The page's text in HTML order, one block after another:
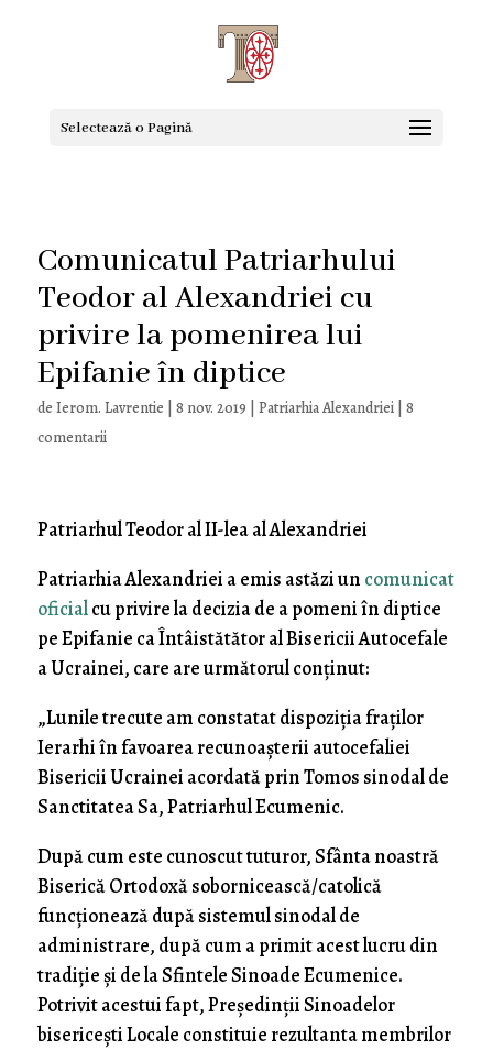
Selectează o Pagină
Comunicatul Patriarhului
Teodor al Alexandriei cu
privire la pomenirea lui
Epifanie în diptice
de Ierom. Lavrentie 8 nov. 2019 Patriarhia Alexandriei| 8
comentarii
Patriarhul Teodor al II-lea al Alexandriei
Patriarhia Alexandriei a emis astăzi un comunicat
oficialcu privire la decizia de a pomeni în diptice
pe Epifanie ca Întâistătător al Bisericii Autocefale
a Ucrainei, care are următorul conținut:
„Lunile trecute am constatat dispoziția fraților
Ierarhi în favoarea recunoașterii autocefaliei
Bisericii Ucrainei acordată prin Tomos sinodal de
Sanctitatea Sa, Patriarhul Ecumenic.
După cum este cunoscut tuturor, Sfânta noastră
Biserică Ortodoxă sobornicească/catolică
funcționează după sistemul sinodal de
administrare, după cum a primit acest lucru din
tradiție și de la Sfintele Sinoade Ecumenice.
Potrivit acestui fapt, Președinții Sinoadelor
bisericești Locale constituie rezultanta membrilor